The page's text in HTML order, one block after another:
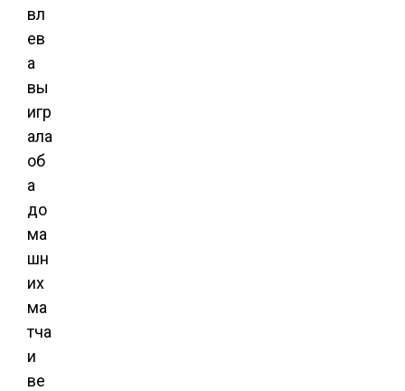
вл
ев
а
вы
игр
ала
об
а
до
ма
шн
их
ма
тча
и
ве